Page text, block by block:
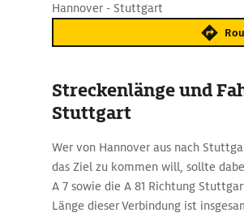
Hannover - Stuttgart
Streckenlänge und
Stuttgart
Wer von Hannover aus nach
das Ziel zu kommen will, sollte
A 7 sowie die A 81 Richtung
Länge dieser Verbindung ist